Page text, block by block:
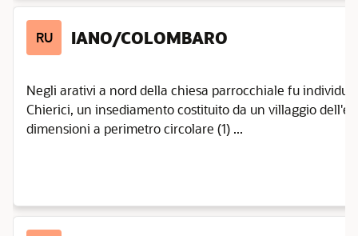
RU IANO/COLOMBARO
Negli arativi a nord della chiesa parrocchiale fu
Chierici, un insediamento costituito da un villaggio
dimensioni a perimetro circolare (1) ...